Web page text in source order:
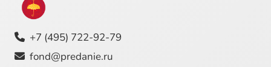
+7 (495) 722-92-79
fond@predanie.ru